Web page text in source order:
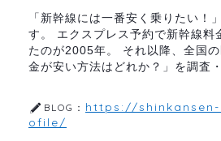
「新幹線には一番安く乗りたい！
す。 エクスプレス予約で新幹線料
たのが2005年。 それ以降、全国
金が安い方法はどれか？」を調査
BLOG： https://
ofile/